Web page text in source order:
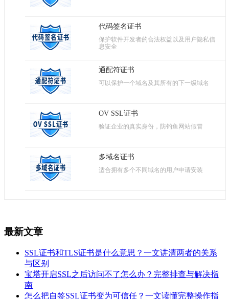
代码签名证书
保护软件开发者的合法权益以及用户隐私信
息安全
通配符证书
可以保护一个域名及其所有的下一级域名
OV SSL证书
验证企业的真实身份，防钓鱼网站假冒
多域名证书
适合拥有多个不同域名的用户申请安装
最新文章
SSL证书和TLS证书是什么意思？一文讲清两者的关系
与区别
宝塔开启SSL之后访问不了怎么办？完整排查与解决指
南
怎么把自签SSL证书变为可信任？一文读懂完整操作指